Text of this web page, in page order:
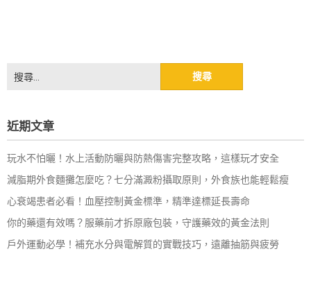
尋
字:
近期文章
玩水不怕曬！水上活動防曬與防熱傷害完整攻略，這樣玩才安全
減脂期外食麵攤怎麼吃？七分滿澱粉攝取原則，外食族也能輕鬆瘦
心衰竭患者必看！血壓控制黃金標準，精準達標延長壽命
你的藥還有效嗎？服藥前才拆原廠包裝，守護藥效的黃金法則
戶外運動必學！補充水分與電解質的實戰技巧，遠離抽筋與疲勞